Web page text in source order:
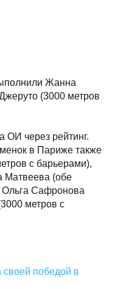
Жанна
(3000 метров
ОИ через рейтинг.
в Париже также
с барьерами),
Матвеева (обе
Ольга Сафронова
метров с
своей победой в